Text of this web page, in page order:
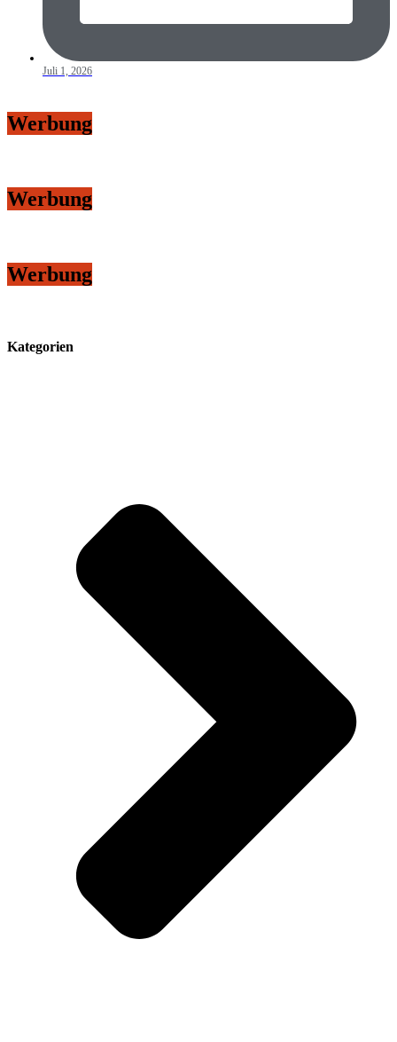
Juli 1, 2026
Werbung
Werbung
Werbung
Kategorien